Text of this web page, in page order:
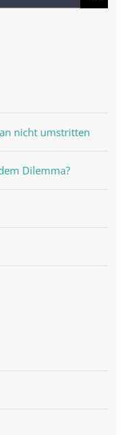
nicht umstritten
Dilemma?